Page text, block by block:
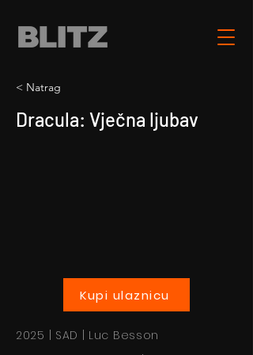
< Natrag
Dracula: Vječna ljubav
Kupi ulaznicu
2025 | SAD | Luc Besson